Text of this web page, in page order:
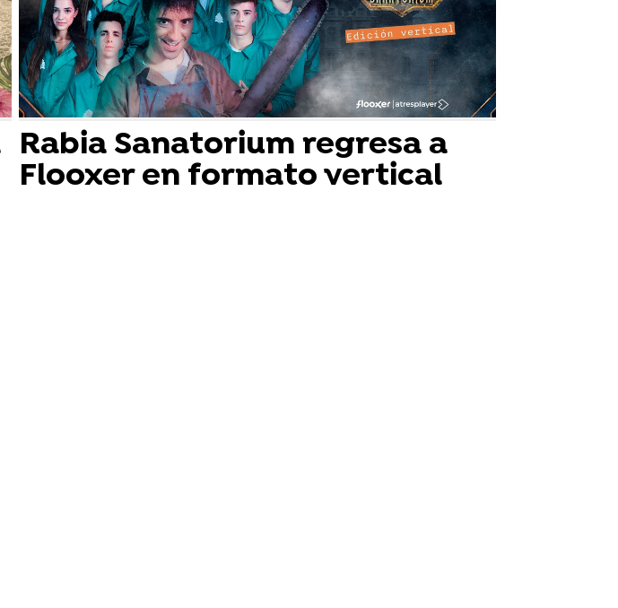
Rabia Sanatorium regresa a
Flooxer en formato vertical